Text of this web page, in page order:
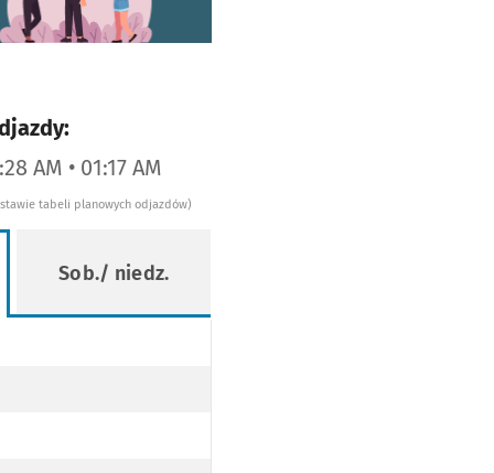
AM • 01:17 AM
tabeli planowych odjazdów)
Sob./ niedz.